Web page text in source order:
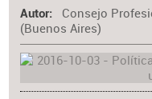
Autor
Consejo
(Buenos Aires)